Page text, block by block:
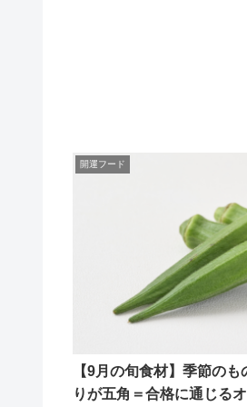
開運フード
【9月の旬食材】季節の
りが五角＝合格に通じる